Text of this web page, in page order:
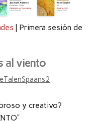
| Primera sesión de
al viento
y creativo?